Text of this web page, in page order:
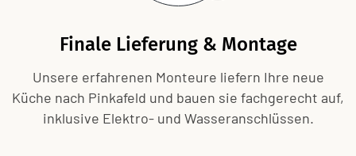
Finale Lieferung & Montage
Unsere erfahrenen Monteure liefern Ihre neue
Küche nach Pinkafeld und bauen sie fachgerecht auf,
inklusive Elektro- und Wasseranschlüssen.